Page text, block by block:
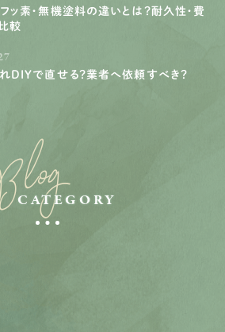
フッ素・無機塗料の違いとは？耐久性・費
較
DIYで直せる？業者へ依頼すべき？
CATEGORY